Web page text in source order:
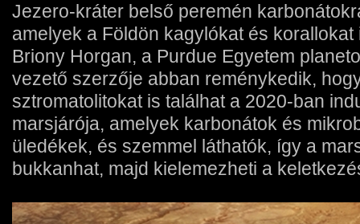
Jezero-kráter belső peremén
amelyek a Földön kagylókat és
Briony Horgan, a Purdue Egyetem
vezető szerzője abban reménykedik,
sztromatolitokat is találhat a 2020-ban
marsjárója, amelyek karbonátok és
üledékek, és szemmel láthatók, így a
bukkanhat, majd kielemezheti a